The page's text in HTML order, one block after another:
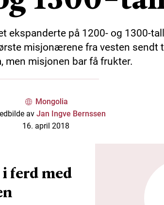
ekspanderte på 1200- og 1300-
misjonærene fra vesten sendt
men misjonen bar få frukter.
Mongolia
avJan Ingve Bernssen
16. april 2018
ferd med